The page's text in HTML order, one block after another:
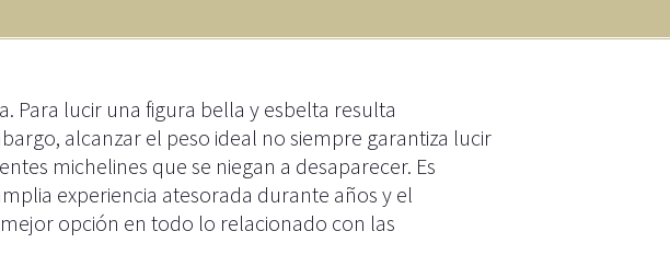
Para lucir una figura bella y esbelta resulta
alcanzar el peso ideal no siempre garantiza lucir
michelines que se niegan a desaparecer. Es
experiencia atesorada durante años y el
opción en todo lo relacionado con las